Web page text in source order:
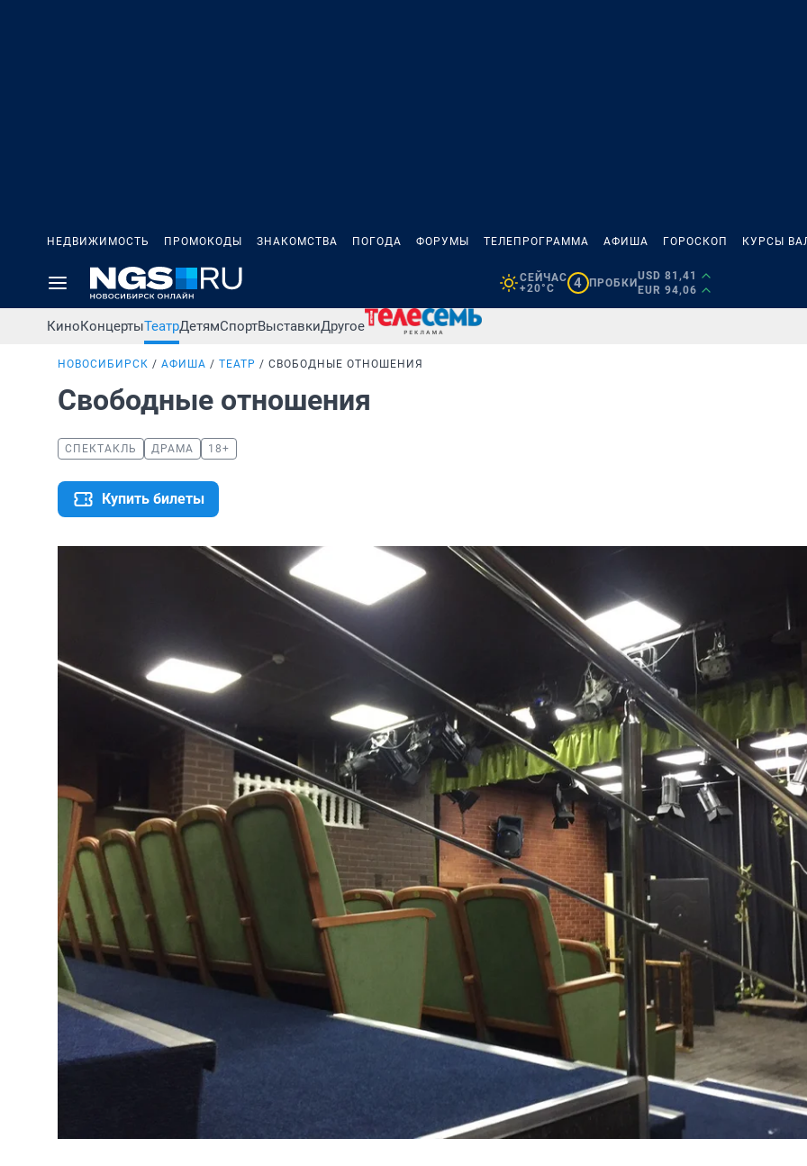
НЕДВИЖИМОСТЬ ПРОМОКОДЫ ЗНАКОМСТВА ПОГОДА ФОРУМЫ ТЕЛЕПРОГРАММА АФИША ГОРОСКОП КУРСЫ
СЕЙЧАС
+20°C
4 ПРОБКИ
USD 81,41
EUR 94,06
КиноКонцертыТеатрДетямСпортВыставкиДругое
НОВОСИБИРСК АФИША ТЕАТР СВОБОДНЫЕ ОТНОШЕНИЯ
Свободные отношения
СПЕКТАКЛЬ ДРАМА 18+
Купить билеты